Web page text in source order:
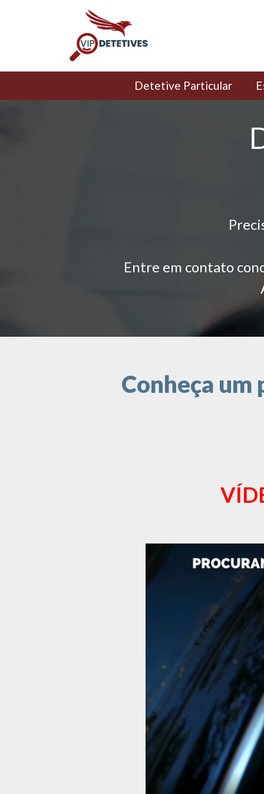
Detetive Particular
Entre em contato
Conheça um